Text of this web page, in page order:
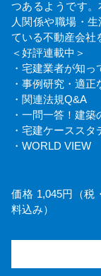
つあるようです
人関係や職場・
ている不動産会社
＜好評連載中＞
・宅建業者が知
・事例研究・適
・関連法規Q&A
・一問一答！建築
・宅建ケースス
・WORLD VIEW
価格 1,045円（
料込み）